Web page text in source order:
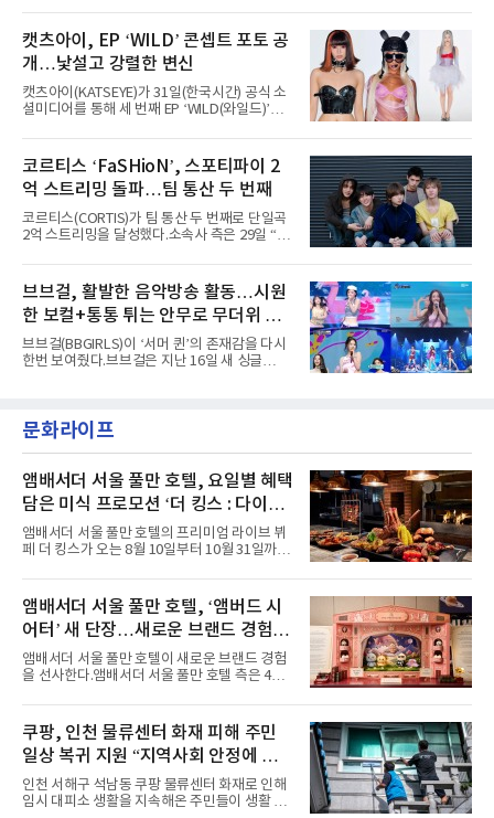
코르티스 등 K팝 스타들이 출연진 명단에 이름
을 올렸다.이날 에스파는
AxMxP는 데뷔 전부터 버스킹과 각종 페스티벌,
공연 무대에 오르며 실전 경험을 쌓아왔다.이들
은 소속사 패밀리 콘서트를 비롯해 '뷰티풀 민트
라이프 2025', '2025 부산국제록페스티벌' 등 대
형 무대에 잇달아 출연해 당찬 에너지와 풋풋한
매력으로 음악팬들의 눈도장을 찍었다.이후
AxMxP는 '카운트다운 판타지 2025-2026',
정적인 실력을 입증했고, 올해 '2026 어썸뮤직
페스티벌', '뷰티풀 민트 라이프 2026', '2026
캣츠아이, EP ‘WILD’ 콘셉트 포토 공
개…낯설고 강렬한 변신
캣츠아이(KATSEYE)가 31일(한국시간) 공식 소
셜미디어를 통해 세 번째 EP ‘WILD(와일드)’의
heart(와일드 하트)’라는 제목이 붙은 콘셉트 포
토에는 멤버들의 본능적이고 야성적인 면모가
강렬하게 담겼다. 짙은 아이섀도와 푸른빛·금빛·
붉은빛의 컬러 렌즈가 비현실적인 분위기를 자
아내고, 여러 원색이 불규칙하게 뒤섞인 멀티컬
러 헤어와 과감한 블루·블랙 립 메이크업이 낯설
고도 매혹적인 비주얼을 완성했다.스타일링 역
엣을 거침없이 결합했다. 멤버들은 각기 다른 개
성을 살린 스타일링을 선
코르티스 ‘FaSHioN’, 스포티파이 2
억 스트리밍 돌파…팀 통산 두 번째
코르티스(CORTIS)가 팀 통산 두 번째로 단일곡
2억 스트리밍을 달성했다.소속사 측은 29일 “코
벌 오디오·음원 스트리밍 플랫폼 스포티파이에
서 27일 자로 누적 재생 수 2억 회를 돌파했
다”고 밝혔다.곡이 발표된 지 약 10개월 만이다.
팀의 첫 번째 2억 스트리밍 곡은 동일 음반에 수
록된 ‘GO!’다. 이 노래는 공개 약 9개월 만인 지
난달 26일 자에 2억 고지를 밟았다. 이는 최근 5
년 내 데뷔한 보이그룹의 곡 중 최단기 2억 달성
했다. “내 티, 5 bucks 바지는, 만원” 등 멤버들
의 라이프 스타일
브브걸, 활발한 음악방송 활동…시원
한 보컬+통통 튀는 안무로 무더위 사
냥
브브걸(BBGIRLS)이 ‘서머 퀸’의 존재감을 다시
한번 보여줬다.브브걸은 지난 16일 새 싱글
MBC '쇼! 음악중심', SBS '인기가요' 등 주요 음
악방송 무대에 올라 화려한 퍼포먼스를 펼쳤다.
력을 앞세워 매 무대 색다른 볼거리를 선사했다.
특히 화사한 파스텔 톤의 비치웨어부터 청량한
마린룩, 햇살 아래 반짝이는 물결을 연상시키는
스커트, 강렬한 붉은 계열의 스타일링까지 각기
다른 매력을 선보였다. 브브걸은 다채로운 여름
패션을 완벽하게 소화하며 보
문화라이프
앰배서더 서울 풀만 호텔, 요일별 혜택
담은 미식 프로모션 ‘더 킹스 : 다이닝
프리빌리지즈’ 선봬
앰배서더 서울 풀만 호텔의 프리미엄 라이브 뷔
페 더 킹스가 오는 8월 10일부터 10월 31일까지
즈’를 선보인다.앰배서더 서울 풀만 호텔 측은
“요일마다 다른 즐거움과 한층 깊어진 미식의 여
유를 경험할 수 있도록 기획했다”고 밝혔다.먼저
월요일과 화요일에는 한 주의 문을 여는 여유로
운 식사를 테마로 다양한 혜택이 마련된다. 런치
이용 시 성인 5인 이상 사전 예약 고객에게 성인
1인 무료 혜택을 제공하며, 디너 이용 시에는 성
유료 회원 고객을 대상으로 5% 추가 할인 또는
바우처 1매 추가
앰배서더 서울 풀만 호텔, ‘앰버드 시
어터’ 새 단장…새로운 브랜드 경험 선
사
앰배서더 서울 풀만 호텔이 새로운 브랜드 경험
을 선사한다.앰배서더 서울 풀만 호텔 측은 4일
이야기를 담은 인형 극장 콘셉트의 공간 ‘앰버드
시어터(Ambird Theater)’를 새롭게 선보인
다”고 밝혔다.앰배서더 서울 풀만 호텔은 로비
한편에 마련된 앰버드 존을 통해 앰버드의 세계
관을 소개해왔다. 앰버드 존은 앰버드가 우주여
행 중 수집한 다양한 굿즈를 전시한 '앰버드 플래
닛(Ambird Planet)과 계절별 플라워 연출로 사
쿠팡, 인천 물류센터 화재 피해 주민
일상 복귀 지원 “지역사회 안정에 총
력”
인천 서해구 석남동 쿠팡 물류센터 화재로 인해
임시 대피소 생활을 지속해온 주민들이 생활 터